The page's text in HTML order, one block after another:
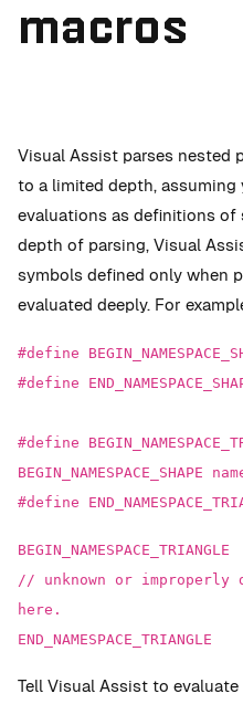
macros
Visual Assist parses nested
to a limited depth,
evaluations as definitions
depth of parsing, Visual
symbols defined only when
evaluated deeply. For
#define
#define
#define
BEGIN_NAMESPACE_SHAPE
#define
BEGIN_NAMESPACE_TRIANGLE
// unknown or improperly
here.
END_NAMESPACE_TRIANGLE
Tell Visual Assist to